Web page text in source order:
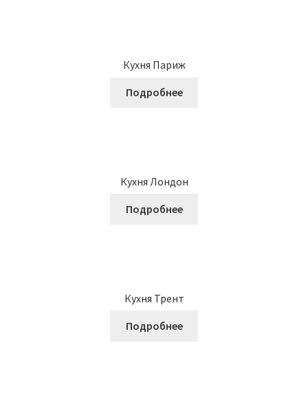
Кухня Париж
Подробнее
Кухня Лондон
Подробнее
Кухня Трент
Подробнее